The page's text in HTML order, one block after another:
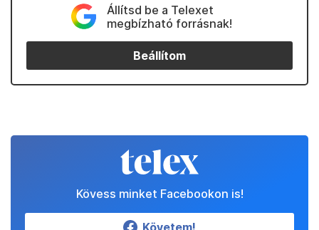
Állítsd be a Telexet
megbízható forrásnak!
Beállítom
Kövess minket Facebookon is!
Követem!